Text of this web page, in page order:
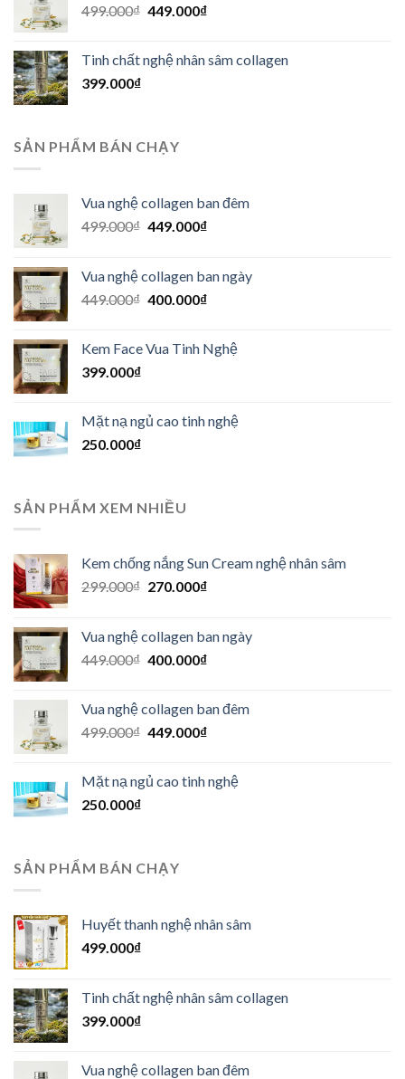
400.000₫.
499.000₫ Giá
499.000₫.
449.000₫Giá
là:
Tinh chất nghệ nhân sâm collagen
399.000₫
SẢN PHẨM BÁN CHẠY
Vua nghệ collagen ban đêm
499.000₫ Giá
499.000₫.
449.000₫Giá
là:
449.000₫.
Vua nghệ collagen ban ngày
449.000₫ Giá
449.000₫.
400.000₫Giá
là:
Kem Face Vua Tinh Nghệ
399.000₫
Mặt nạ ngủ cao tinh nghệ
250.000₫
SẢN PHẨM XEM NHIỀU
Kem chống nắng Sun Cream nghệ nhân sâm
299.000₫ Giá
299.000₫.
270.000₫Giá
là:
270.000₫.
Vua nghệ collagen ban ngày
449.000₫ Giá
449.000₫.
400.000₫Giá
là:
400.000₫.
Vua nghệ collagen ban đêm
499.000₫ Giá
499.000₫.
449.000₫Giá
là:
Mặt nạ ngủ cao tinh nghệ
250.000₫
SẢN PHẨM BÁN CHẠY
Huyết thanh nghệ nhân sâm
499.000₫
Tinh chất nghệ nhân sâm collagen
399.000₫
Vua nghệ collagen ban đêm